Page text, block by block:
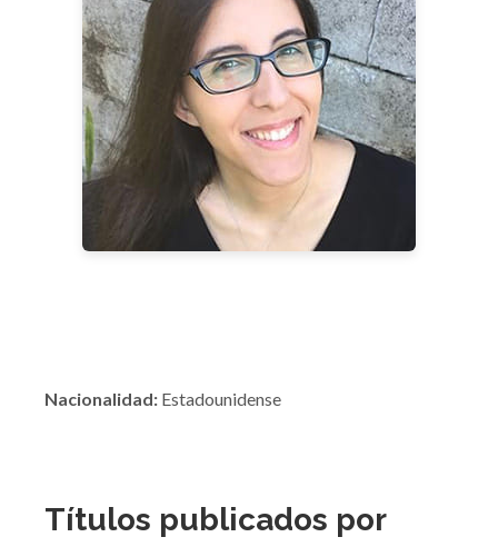
Nacionalidad: Estadounidense
Títulos publicados por